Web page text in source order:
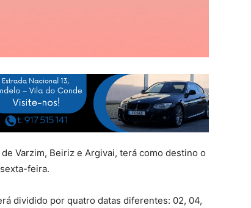
Varzim, Beiriz e Argivai, terá como destino o
feira.
dividido por quatro datas diferentes: 02, 04,